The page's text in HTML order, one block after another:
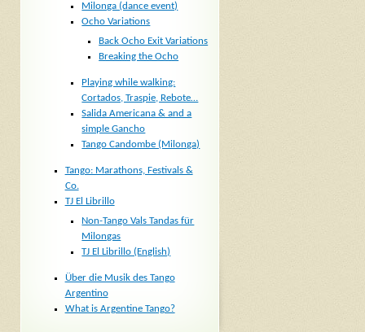
Milonga (dance event)
Ocho Variations
Back Ocho Exit Variations
Breaking the Ocho
Playing while walking:
Cortados, Traspie, Rebote…
Salida Americana & and a
simple Gancho
Tango Candombe (Milonga)
Tango: Marathons, Festivals &
Co.
TJ El Librillo
Non-Tango Vals Tandas für
Milongas
TJ El Librillo (English)
Über die Musik des Tango
Argentino
What is Argentine Tango?